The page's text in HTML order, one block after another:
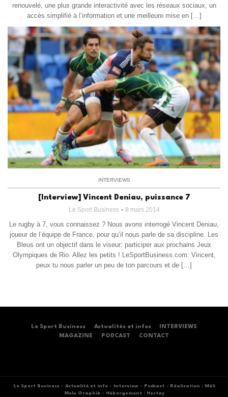
renouvelé, une plus grande interactivité avec les réseaux sociaux, un
accès simplifié à l’information et une meilleure mise en […]
INTERVIEWS
[Interview] Vincent Deniau, puissance 7
Le Sport Business 8 mars 2014
Le rugby à 7, vous connaissez ? Nous avons interrogé Vincent Deniau,
joueur de l’équipe de France, pour qu’il nous parle de sa discipline. Les
Bleus ont un objectif dans le viseur: participer aux prochains Jeux
Olympiques de Rio. Allez les petits ! LeSportBusiness.com: Vincent,
peux tu nous parler un peu de ton parcours et de […]
Le Sport Business Actualités et infos
INTERVIEWS
MAGAZINE
PODCAST CONTACT
Le Sport Business- Actualité et info- Interview- Podcast -
Réalisation : Méli
Melo Graphik- Hébergement : Hostay